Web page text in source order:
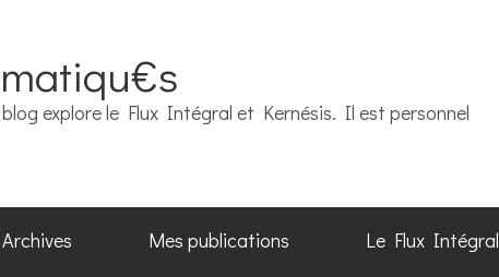
explore le Flux Intégral et Kernésis. Il est personnel
Archives Mes publications Le Flux Intégral